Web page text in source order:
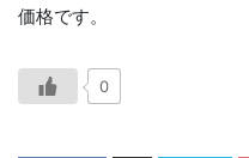
価格です。
0